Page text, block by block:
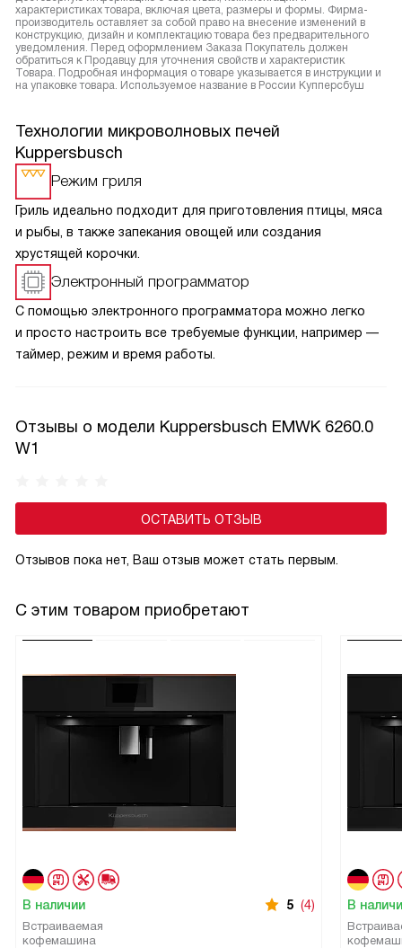
характеристиках товара, включая цвета, размеры и формы. Фирма-
производитель оставляет за собой право на внесение изменений в
конструкцию, дизайн и комплектацию товара без предварительного
уведомления. Перед оформлением Заказа Покупатель должен
обратиться к Продавцу для уточнения свойств и характеристик
Товара. Подробная информация о товаре указывается в инструкции и
на упаковке товара. Используемое название в России Купперсбуш
Технологии микроволновых печей
Kuppersbusch
Режим гриля
Гриль идеально подходит для приготовления птицы, мяса
и рыбы, в также запекания овощей или создания
хрустящей корочки.
Электронный программатор
С помощью электронного программатора можно легко
и просто настроить все требуемые функции, например —
таймер, режим и время работы.
Отзывы о модели Kuppersbusch EMWK 6260.0
W1
ОСТАВИТЬ ОТЗЫВ
Отзывов пока нет, Ваш отзыв может стать первым.
С этим товаром приобретают
В наличии 5 (4)
Встраиваемая
кофемашина
В